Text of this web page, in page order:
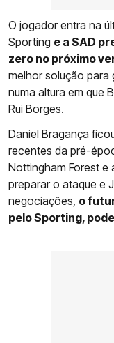
O jogador entra na
Sporting e a SAD
zero no próximo
melhor solução para
numa altura em que
Rui Borges.
Daniel Bragança
recentes da pré-
Nottingham Forest e
preparar o ataque e
negociações, o
pelo Sporting,